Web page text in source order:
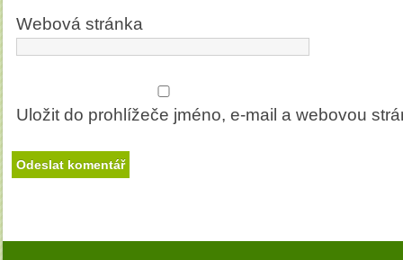
Webová stránka
Uložit do prohlížeče jméno, e-mail a webovou